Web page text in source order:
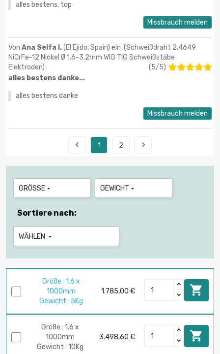
alles bestens, top
Missbrauch melden
Von Ana Selfa I.(El Ejido, Spain) ein (Schweißdraht 2.4649
NiCrFe-12 Nickel Ø 1.6-3.2mm WIG TIG Schweißstäbe
Elektroden) : (5/5)
alles bestens danke...
alles bestens danke
Missbrauch melden
 1 2 
GRÖSSE  GEWICHT 
Sortiere nach:
WÄHLEN 
Größe : 1.6 x
1000mm
Gewicht : 5Kg
1.785,00 € 
Größe : 1.6 x
1000mm
Gewicht : 10Kg
3.498,60 € 